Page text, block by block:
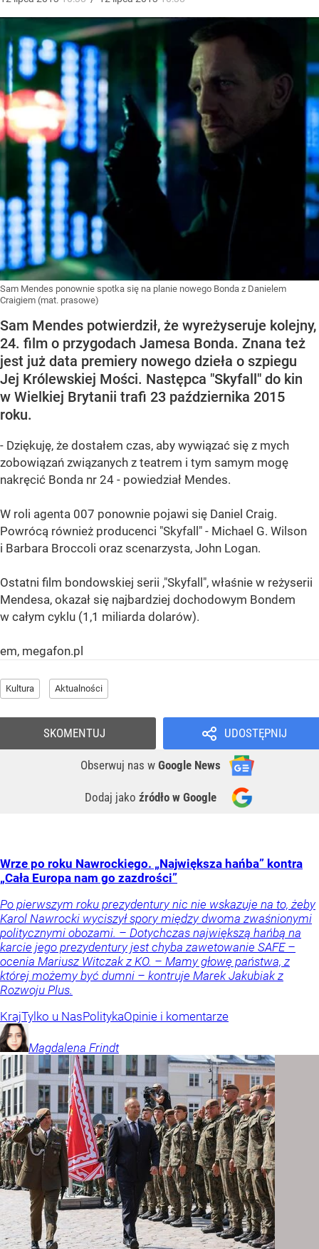
Sam Mendes ponownie spotka się na planie nowego Bonda z Danielem
Craigiem (mat. prasowe)
Sam Mendes potwierdził, że wyreżyseruje kolejny,
24. film o przygodach Jamesa Bonda. Znana też
jest już data premiery nowego dzieła o szpiegu
Jej Królewskiej Mości. Następca "Skyfall" do kin
w Wielkiej Brytanii trafi 23 października 2015
roku.
- Dziękuję, że dostałem czas, aby wywiązać się z mych
zobowiązań związanych z teatrem i tym samym mogę
nakręcić Bonda nr 24 - powiedział Mendes.
W roli agenta 007 ponownie pojawi się Daniel Craig.
Powrócą również producenci "Skyfall" - Michael G. Wilson
i Barbara Broccoli oraz scenarzysta, John Logan.
Ostatni film bondowskiej serii ,"Skyfall", właśnie w reżyserii
Mendesa, okazał się najbardziej dochodowym Bondem
w całym cyklu (1,1 miliarda dolarów).
em, megafon.pl
Kultura Aktualności
UDOSTĘPNIJ
Obserwuj nas w Google News
Dodaj jako źródło w Google
SKOMENTUJ
Wrze po roku Nawrockiego. „Największa hańba” kontra
„Cała Europa nam go zazdrości”
Po pierwszym roku prezydentury nic nie wskazuje na to, żeby
Karol Nawrocki wyciszył spory między dwoma zwaśnionymi
politycznymi obozami. – Dotychczas największą hańbą na
karcie jego prezydentury jest chyba zawetowanie SAFE –
ocenia Mariusz Witczak z KO. – Mamy głowę państwa, z
której możemy być dumni – kontruje Marek Jakubiak z
Rozwoju Plus.
KrajTylko u NasPolitykaOpinie i komentarze
Magdalena Frindt